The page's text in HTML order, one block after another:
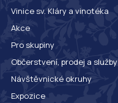
Vinice sv. Kláry a vinotéka
Akce
Pro skupiny
Občerstvení, prodej a služby
Návštěvnické okruhy
Expozice